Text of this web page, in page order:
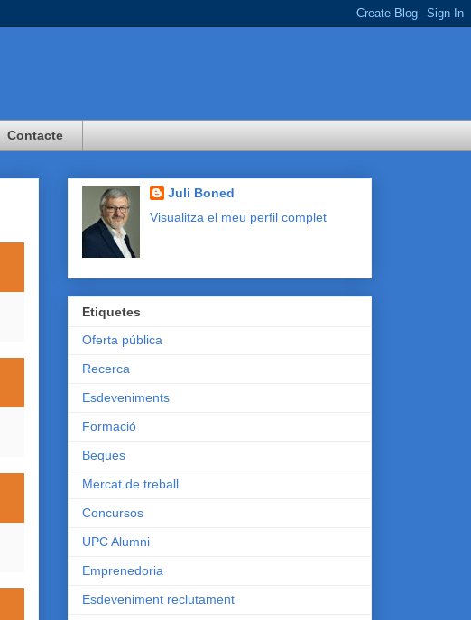
Contacte
Juli Boned
Visualitza el meu perfil complet
Etiquetes
Oferta pública
Recerca
Esdeveniments
Formació
Beques
Mercat de treball
Concursos
UPC Alumni
Emprenedoria
Esdeveniment reclutament